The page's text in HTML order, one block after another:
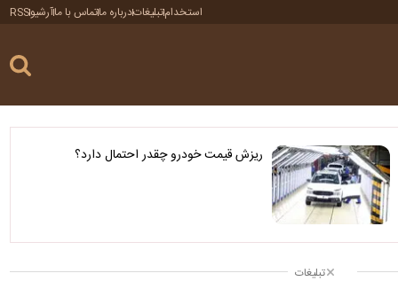
استخدامتبلیغاتدرباره ماتماس با ماآرشیوRSS
ریزش قیمت خودرو چقدر احتمال دارد؟
تبلیغات